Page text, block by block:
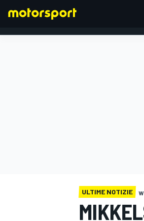
ULTIME NOTIZIE